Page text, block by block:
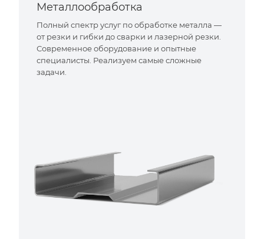
Металлообработка
Полный спектр услуг по обработке металла —
от резки и гибки до сварки и лазерной резки.
Современное оборудование и опытные
специалисты. Реализуем самые сложные
задачи.